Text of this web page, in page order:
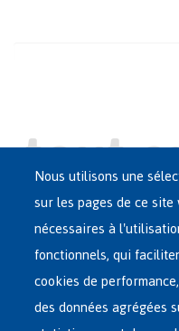
Main
French
ASILE EN BELGIQUE
RÉSEAU D'ACCUEIL
Nous utilisons une
sur les pages de ce
nécessaires à
fonctionnels, qui
cookies de
des données agrégées